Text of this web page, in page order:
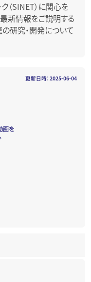
（SINET）に関心を
新情報をご説明する
研究・開発について
更新日時：2025-06-04
画を